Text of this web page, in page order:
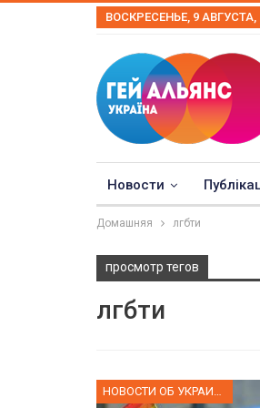
ВОСКРЕСЕНЬЕ, 9 АВГУСТА,
Новости
Домашняя лгбти
просмотр тегов
лгбти